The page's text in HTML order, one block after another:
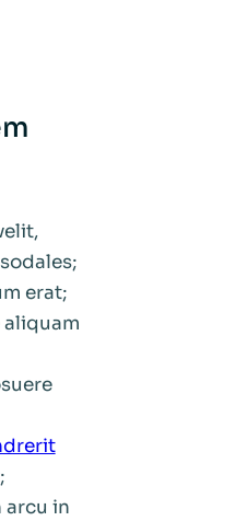
erat;
arcu in